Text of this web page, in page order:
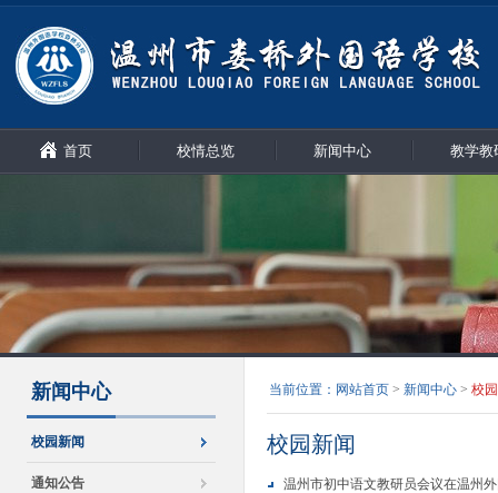
首页 校情总览 新闻中心 教学教
新闻中心
校园新闻
通知公告
当前位置： 网站首页 > 新闻中心 > 校
校园新闻
温州市初中语文教研员会议在温州